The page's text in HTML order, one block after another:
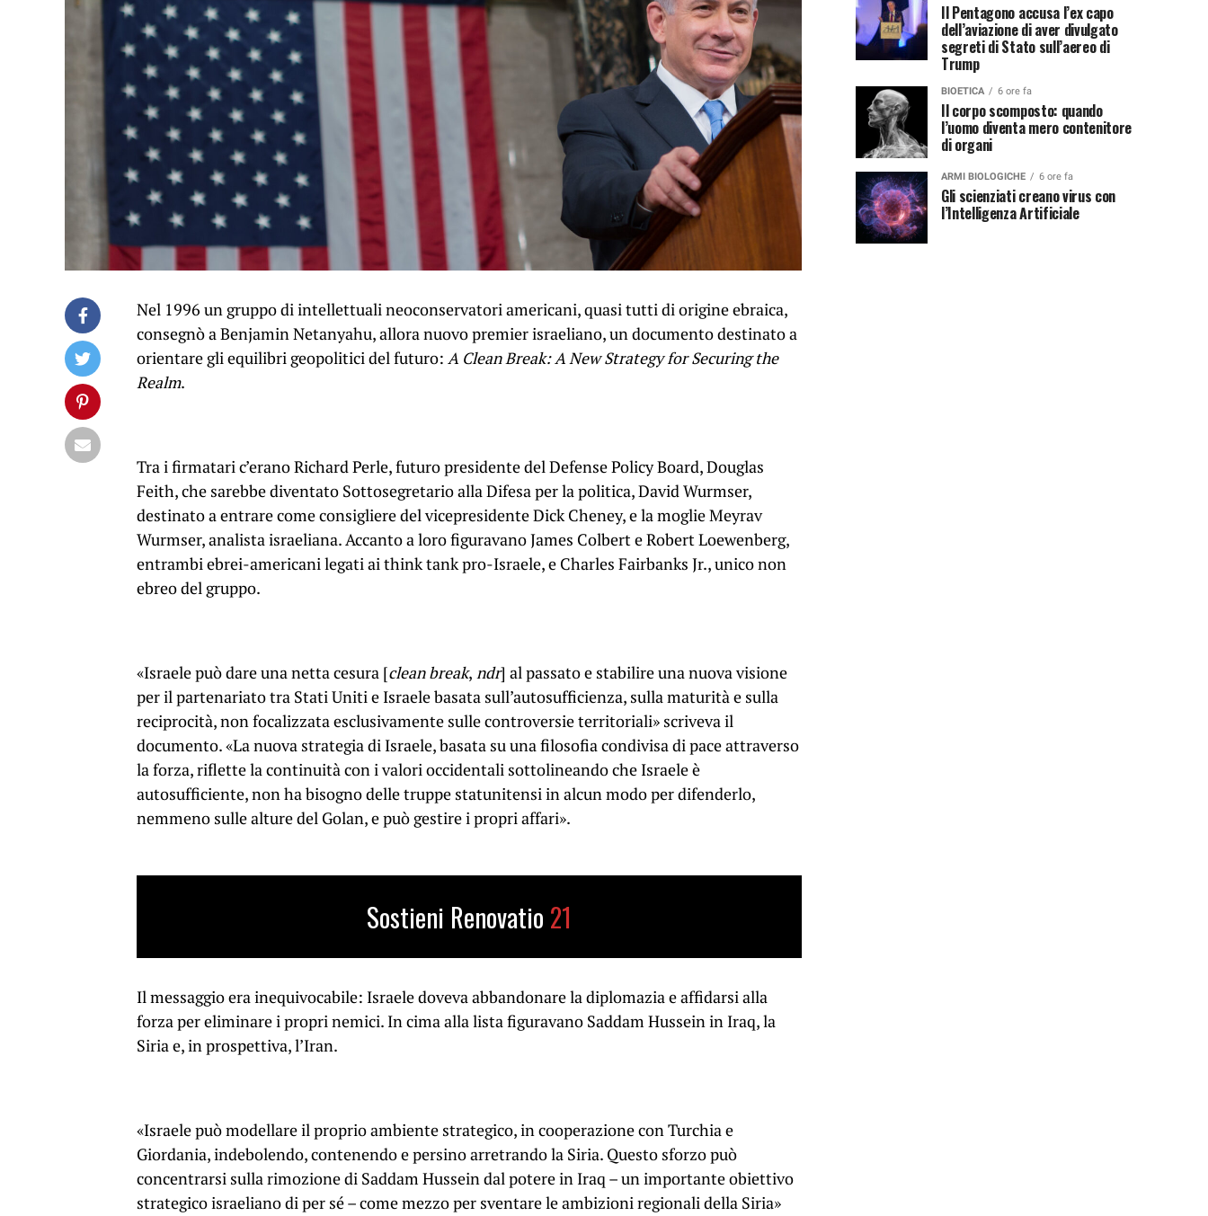
Nel 1996 un gruppo di intellettuali neoconservatori americani, quasi tutti di origine ebraica,
consegnò a Benjamin Netanyahu, allora nuovo premier israeliano, un documento destinato a
orientare gli equilibri geopolitici del futuro: A Clean Break: A New Strategy for Securing the
Realm.
Tra i firmatari c’erano Richard Perle, futuro presidente del Defense Policy Board, Douglas
Feith, che sarebbe diventato Sottosegretario alla Difesa per la politica, David Wurmser,
destinato a entrare come consigliere del vicepresidente Dick Cheney, e la moglie Meyrav
Wurmser, analista israeliana. Accanto a loro figuravano James Colbert e Robert Loewenberg,
entrambi ebrei-americani legati ai think tank pro-Israele, e Charles Fairbanks Jr., unico non
ebreo del gruppo.
«Israele può dare una netta cesura [clean break, ndr] al passato e stabilire una nuova visione
per il partenariato tra Stati Uniti e Israele basata sull’autosufficienza, sulla maturità e sulla
reciprocità, non focalizzata esclusivamente sulle controversie territoriali» scriveva il
documento. «La nuova strategia di Israele, basata su una filosofia condivisa di pace attraverso
la forza, riflette la continuità con i valori occidentali sottolineando che Israele è
autosufficiente, non ha bisogno delle truppe statunitensi in alcun modo per difenderlo,
nemmeno sulle alture del Golan, e può gestire i propri affari».
Sostieni Renovatio 21
Il messaggio era inequivocabile: Israele doveva abbandonare la diplomazia e affidarsi alla
forza per eliminare i propri nemici. In cima alla lista figuravano Saddam Hussein in Iraq, la
Siria e, in prospettiva, l’Iran.
«Israele può modellare il proprio ambiente strategico, in cooperazione con Turchia e
Giordania, indebolendo, contenendo e persino arretrando la Siria. Questo sforzo può
concentrarsi sulla rimozione di Saddam Hussein dal potere in Iraq – un importante obiettivo
strategico israeliano di per sé – come mezzo per sventare le ambizioni regionali della Siria»
Il Pentagono accusa l’ex capo
dell’aviazione di aver divulgato
segreti di Stato sull’aereo di
Trump
BIOETICA 6 ore fa
Il corpo scomposto: quando
l’uomo diventa mero contenitore
di organi
ARMI BIOLOGICHE 6 ore fa
Gli scienziati creano virus con
l’Intelligenza Artificiale